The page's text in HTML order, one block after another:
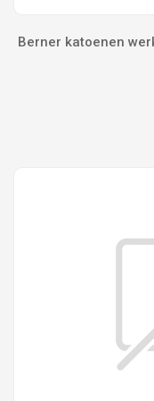
Berner katoenen